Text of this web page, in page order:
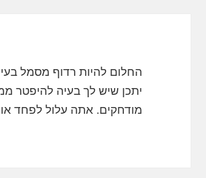
החלום להיות רדוף מסמל
יתכן שיש לך בעיה להיפטר
מודחקים. אתה עלול לפחד